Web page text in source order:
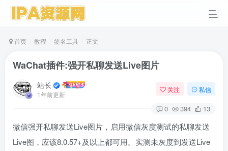
首页 教程 签名工具 正文
WaChat插件:强开私聊发送Live图片
站长
1年前更新
关注 私信
0 394 13
微信强开私聊发送Live图片，启用微信灰度测试的私聊发送
Live图，应该8.0.57+及以上都可用。实测未灰度到发送Live